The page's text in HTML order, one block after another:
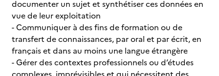
documenter un sujet et synthétiser ces données en
vue de leur exploitation
- Communiquer à des fins de formation ou de
transfert de connaissances, par oral et par écrit, en
français et dans au moins une langue étrangère
- Gérer des contextes professionnels ou d’études